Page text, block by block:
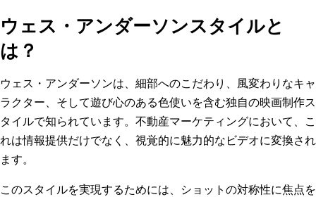
ウェス・アンダーソンスタイルと
は？
ウェス・アンダーソンは、細部へのこだわり、風変わりなキャ
ラクター、そして遊び心のある色使いを含む独自の映画制作ス
タイルで知られています。不動産マーケティングにおいて、こ
れは情報提供だけでなく、視覚的に魅力的なビデオに変換され
ます。
このスタイルを実現するためには、ショットの対称性に焦点を